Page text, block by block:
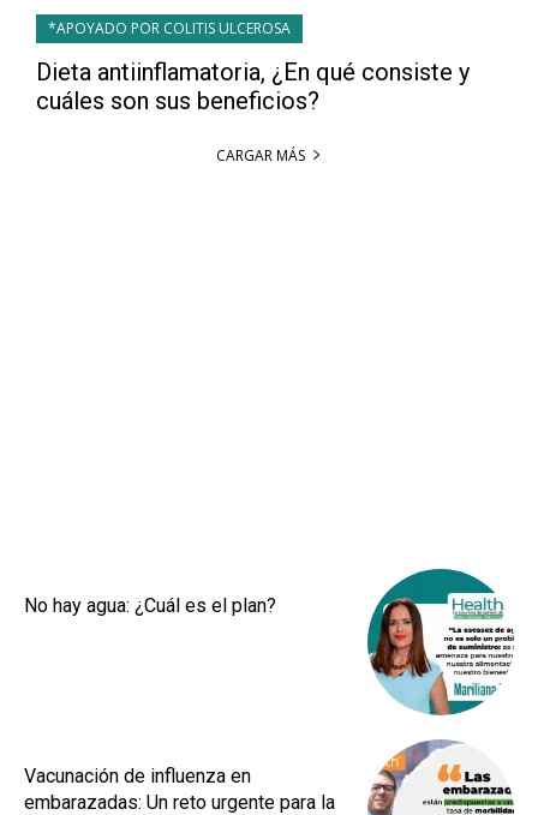
*APOYADO POR COLITIS ULCEROSA
Dieta antiinflamatoria, ¿En qué consiste y
cuáles son sus beneficios?
CARGAR MÁS
No hay agua: ¿Cuál es el plan?
Vacunación de influenza en
embarazadas: Un reto urgente para la